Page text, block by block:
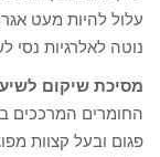
עלול להיות מעט
נוטה לאלרגיות
מסיכת שיקום
החומרים המרככים
פגום ובעל קצוות